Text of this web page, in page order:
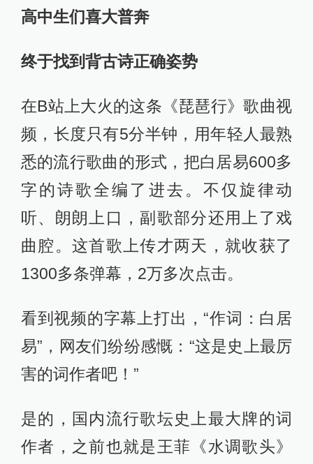
高中生们喜大普奔
终于找到背古诗正确姿势
在B站上大火的这条《琵琶行》歌曲视
频，长度只有5分半钟，用年轻人最熟
悉的流行歌曲的形式，把白居易600多
字的诗歌全编了进去。不仅旋律动
听、朗朗上口，副歌部分还用上了戏
曲腔。这首歌上传才两天，就收获了
1300多条弹幕，2万多次点击。
看到视频的字幕上打出，“作词：白居
易”，网友们纷纷感慨：“这是史上最厉
害的词作者吧！”
是的，国内流行歌坛史上最大牌的词
作者，之前也就是王菲《水调歌头》